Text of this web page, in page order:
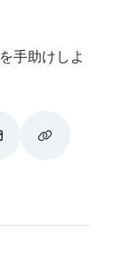
手助けしよ